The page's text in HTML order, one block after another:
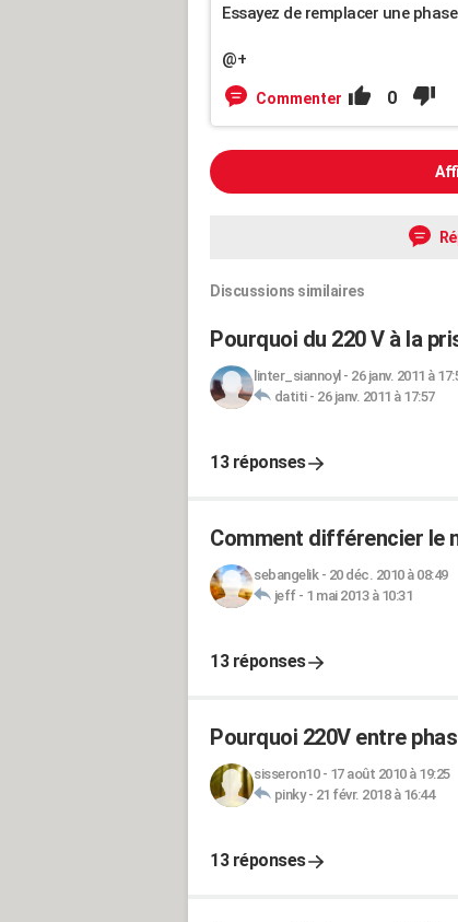
Essayez de remplacer une
@+
Commenter 0
Discussions similaires
Pourquoi du 220 V à la
linter_siannoyl - 26 janv. 2011 à
datiti- 26 janv. 2011 à 17:57
13 réponses
Comment différencier le
sebangelik- 20 déc. 2010 à 08:49
jeff- 1 mai 2013 à 10:31
13 réponses
Pourquoi 220V entre
sisseron10- 17 août 2010 à 19:25
pinky- 21 févr. 2018 à 16:44
13 réponses